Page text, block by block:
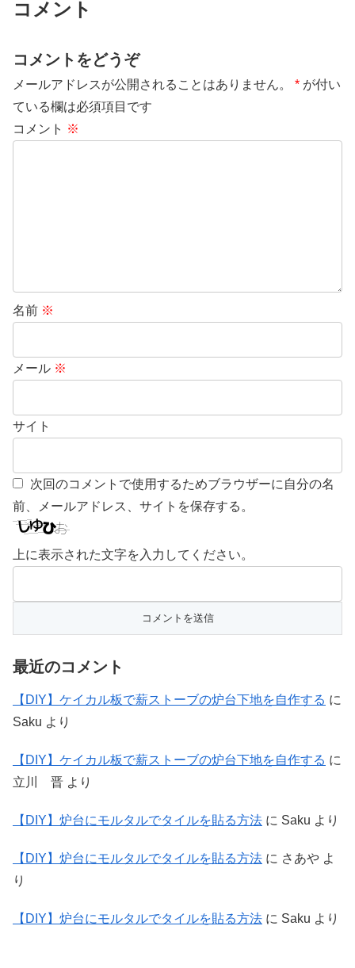
コメント
コメントをどうぞ
メールアドレスが公開されることはありません。 * が付い
ている欄は必須項目です
コメント ※
名前 ※
メール ※
サイト
次回のコメントで使用するためブラウザーに自分の名
前、メールアドレス、サイトを保存する。
上に表示された文字を入力してください。
最近のコメント
【DIY】ケイカル板で薪ストーブの炉台下地を自作する に
Saku より
【DIY】ケイカル板で薪ストーブの炉台下地を自作する に
立川 晋 より
【DIY】炉台にモルタルでタイルを貼る方法 に Saku より
【DIY】炉台にモルタルでタイルを貼る方法 に さあや よ
り
【DIY】炉台にモルタルでタイルを貼る方法 に Saku より